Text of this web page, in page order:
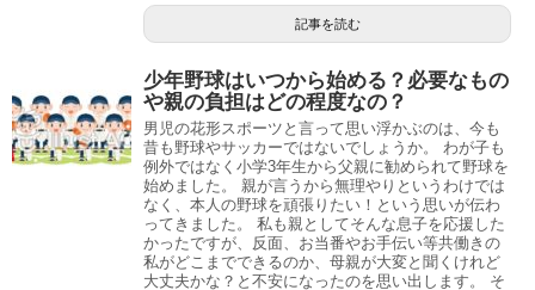
記事を読む
少年野球はいつから始める？必要なもの
や親の負担はどの程度なの？
男児の花形スポーツと言って思い浮かぶのは、今も
昔も野球やサッカーではないでしょうか。 わが子も
例外ではなく小学3年生から父親に勧められて野球を
始めました。 親が言うから無理やりというわけでは
なく、本人の野球を頑張りたい！という思いが伝わ
ってきました。 私も親としてそんな息子を応援した
かったですが、反面、お当番やお手伝い等共働きの
私がどこまでできるのか、母親が大変と聞くけれど
大丈夫かな？と不安になったのを思い出します。 そ